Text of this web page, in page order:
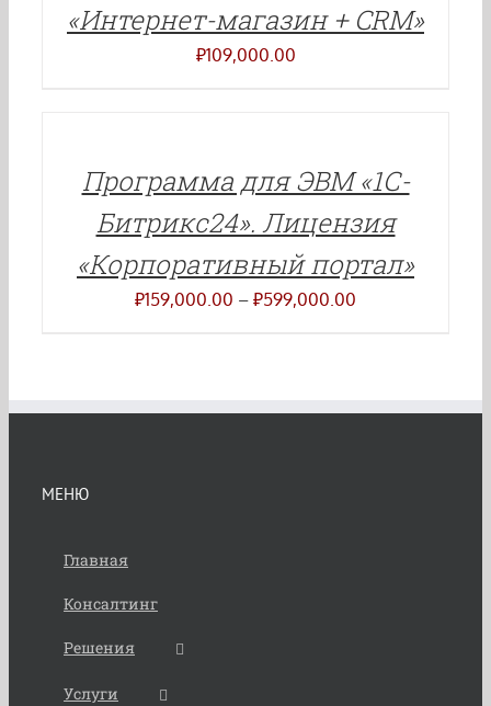
«Интернет-магазин + CRM»
₽109,000.00
НЕСКОЛЬКО
ВАРИАЦИЙ.
ОПЦИИ
МОЖНО
ВЫБРАТЬ
СТРАНИЦЕ
Программа для ЭВМ «1С-
Битрикс24». Лицензия
«Корпоративный портал»
₽159,000.00 – ₽599,000.00
₽599,000.00
МЕНЮ
Главная
Консалтинг
Решения
Услуги